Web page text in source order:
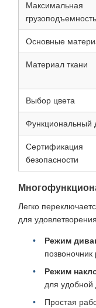
Максимальная
грузоподъемность
Основные
Материал ткани
Выбор цвета
Функциональный
Сертификация
безопасности
Легко
для
Режим
Режим
для
Простая